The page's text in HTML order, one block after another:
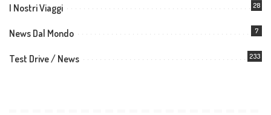
I Nostri Viaggi 28
News Dal Mondo 7
Test Drive / News 233